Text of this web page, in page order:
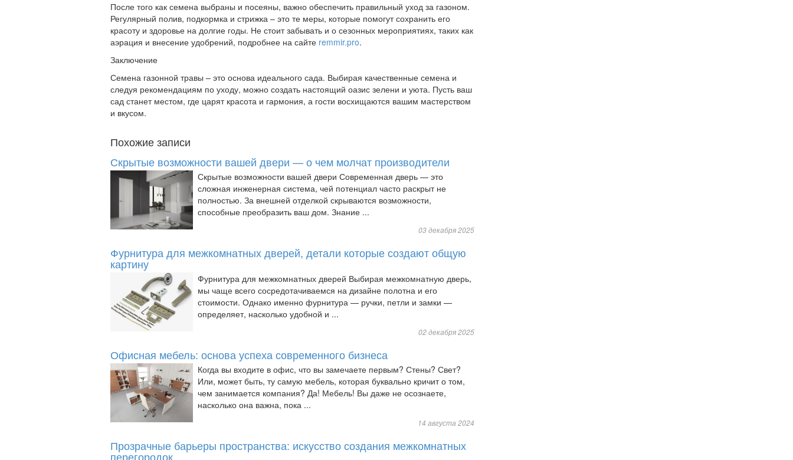
После того как семена выбраны и посеяны, важно обеспечить правильный уход за газоном.
Регулярный полив, подкормка и стрижка – это те меры, которые помогут сохранить его
красоту и здоровье на долгие годы. Не стоит забывать и о сезонных мероприятиях, таких как
аэрация и внесение удобрений, подробнее на сайте remmir.pro.
Заключение
Семена газонной травы – это основа идеального сада. Выбирая качественные семена и
следуя рекомендациям по уходу, можно создать настоящий оазис зелени и уюта. Пусть ваш
сад станет местом, где царят красота и гармония, а гости восхищаются вашим мастерством
и вкусом.
Похожие записи
Скрытые возможности вашей двери — о чем молчат производители
Скрытые возможности вашей двери Современная дверь — это
сложная инженерная система, чей потенциал часто раскрыт не
полностью. За внешней отделкой скрываются возможности,
способные преобразить ваш дом. Знание ...
03 декабря 2025
Фурнитура для межкомнатных дверей, детали которые создают общую
картину
Фурнитура для межкомнатных дверей Выбирая межкомнатную дверь,
мы чаще всего сосредотачиваемся на дизайне полотна и его
стоимости. Однако именно фурнитура — ручки, петли и замки —
определяет, насколько удобной и ...
02 декабря 2025
Офисная мебель: основа успеха современного бизнеса
Когда вы входите в офис, что вы замечаете первым? Стены? Свет?
Или, может быть, ту самую мебель, которая буквально кричит о том,
чем занимается компания? Да! Мебель! Вы даже не осознаете,
насколько она важна, пока ...
14 августа 2024
Прозрачные барьеры пространства: искусство создания межкомнатных
перегородок